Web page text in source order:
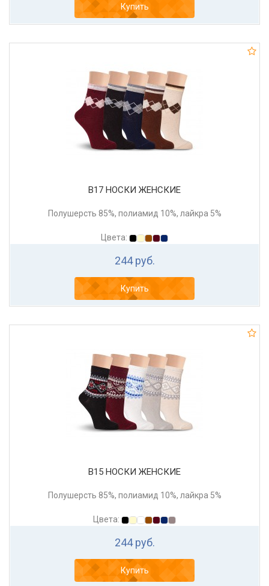
Купить
В17 НОСКИ ЖЕНСКИЕ
Полушерсть 85%, полиамид 10%, лайкра 5%
Цвета:
244 руб.
Купить
В15 НОСКИ ЖЕНСКИЕ
Полушерсть 85%, полиамид 10%, лайкра 5%
Цвета:
244 руб.
Купить